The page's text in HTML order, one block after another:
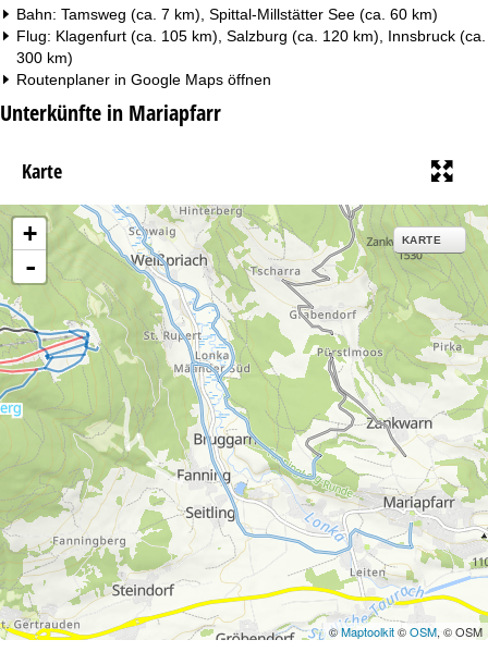
Bahn: Tamsweg (ca. 7 km), Spittal-Millstätter See (ca. 60 km)
Flug: Klagenfurt (ca. 105 km), Salzburg (ca. 120 km), Innsbruck (ca.
300 km)
Routenplaner in Google Maps öffnen
Unterkünfte in Mariapfarr
Karte
+
-
KARTE
©Maptoolkit©OSM, © OSM